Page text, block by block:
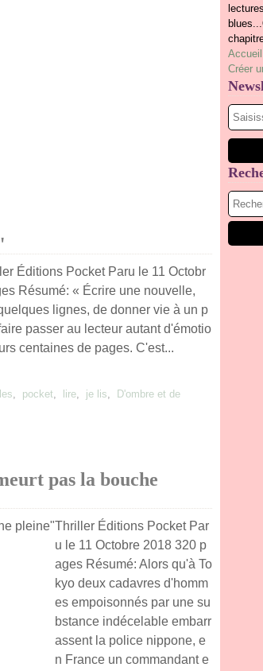
Éditions Pocket Paru le 11 Octobr
Résumé: « Écrire une nouvelle,
lignes, de donner vie à un p
passer au lecteur autant d'émotio
centaines de pages. C'est...
, pocket, lire, je lis,
D'ombre et de
pas la bouche
Thriller Éditions Pocket Par
u le 11 Octobre 2018 320 p
ages Résumé: Alors qu'à To
kyo deux cadavres d'homm
es empoisonnés par une su
bstance indécelable embarr
assent la police nippone, e
n France un commandant e
Créer